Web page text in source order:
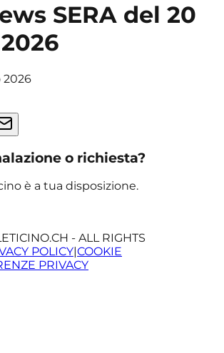
SERA del 20
o richiesta?
è a tua disposizione.
- ALL RIGHTS
POLICY|COOKIE
PRIVACY